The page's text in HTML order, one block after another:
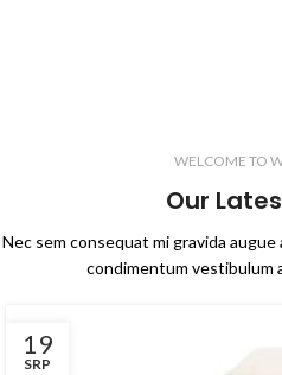
WELCOME TO
Our
Nec sem consequat mi gravida
condimentum vestibulum
19
SRP